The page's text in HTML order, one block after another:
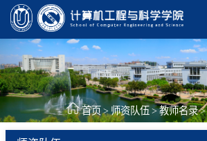
首页 > 师资队伍 >教师名录>